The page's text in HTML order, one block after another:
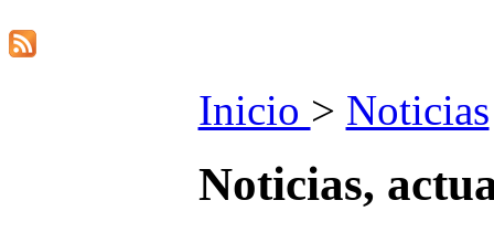
Inicio > Noticias
Noticias,